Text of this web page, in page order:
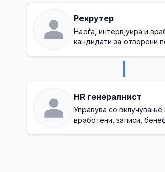
Рекрутер
Наоѓа, интервјуира и
кандидати за отворени
HR генералнист
Управува со вклучување
вработени, записи,